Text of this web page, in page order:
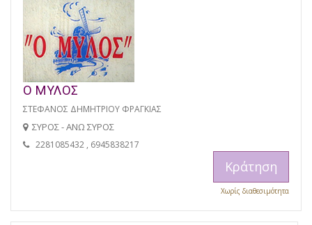
Ο ΜΥΛΟΣ
ΣΤΕΦΑΝΟΣ ΔΗΜΗΤΡΙΟΥ ΦΡΑΓΚΙΑΣ
ΣΥΡΟΣ - ΑΝΩ ΣΥΡΟΣ
2281085432 , 6945838217
Κράτηση
Χωρίς διαθεσιμότητα